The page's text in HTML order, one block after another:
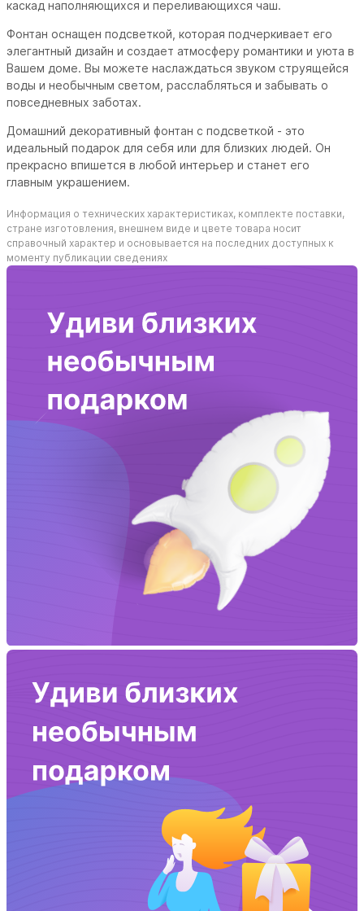
каскад наполняющихся и переливающихся чаш.
Фонтан оснащен подсветкой, которая подчеркивает его
элегантный дизайн и создает атмосферу романтики и уюта в
Вашем доме. Вы можете наслаждаться звуком струящейся
воды и необычным светом, расслабляться и забывать о
повседневных заботах.
Домашний декоративный фонтан с подсветкой - это
идеальный подарок для себя или для близких людей. Он
прекрасно впишется в любой интерьер и станет его
главным украшением.
Информация о технических характеристиках, комплекте поставки,
стране изготовления, внешнем виде и цвете товара носит
справочный характер и основывается на последних доступных к
моменту публикации сведениях